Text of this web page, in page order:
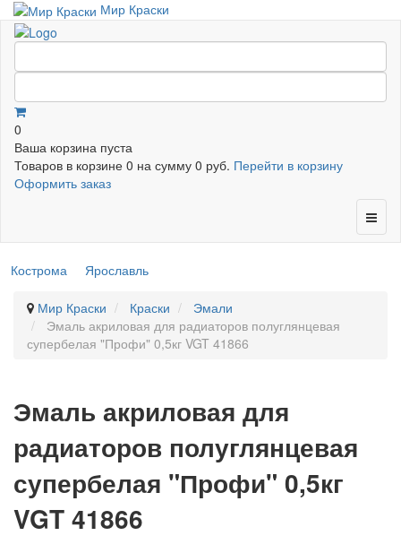
Мир Краски
0
Ваша корзина пуста
Товаров в корзине 0 на сумму 0 руб. Перейти в корзину
Оформить заказ
Кострома Ярославль
Мир Краски Краски
Эмали
Эмаль акриловая для радиаторов полуглянцевая
супербелая "Профи" 0,5кг VGT 41866
Эмаль акриловая для
радиаторов полуглянцевая
супербелая "Профи" 0,5кг
VGT 41866